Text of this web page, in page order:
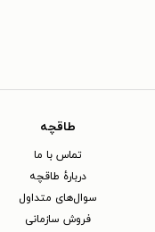
طاقچه
تماس با ما
دربارهٔ طاقچه
سوال‌های متداول
فروش سازمانی